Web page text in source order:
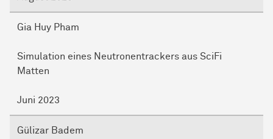
Gia Huy Pham
Simulation eines Neutronentrackers aus SciFi
Matten
Juni 2023
Gülizar Badem